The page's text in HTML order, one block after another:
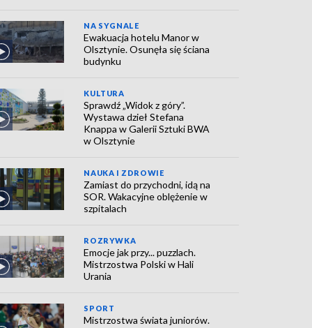
NA SYGNALE
Ewakuacja hotelu Manor w
Olsztynie. Osunęła się ściana
budynku
KULTURA
Sprawdź „Widok z góry”.
Wystawa dzieł Stefana
Knappa w Galerii Sztuki BWA
w Olsztynie
NAUKA I ZDROWIE
Zamiast do przychodni, idą na
SOR. Wakacyjne oblężenie w
szpitalach
ROZRYWKA
Emocje jak przy... puzzlach.
Mistrzostwa Polski w Hali
Urania
SPORT
Mistrzostwa świata juniorów.